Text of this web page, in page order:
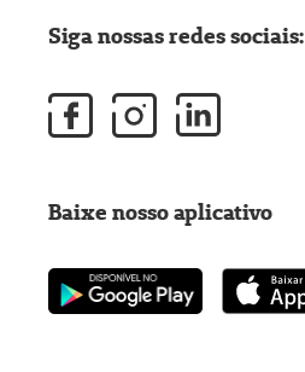
Siga nossas redes sociais:
Baixe nosso aplicativo